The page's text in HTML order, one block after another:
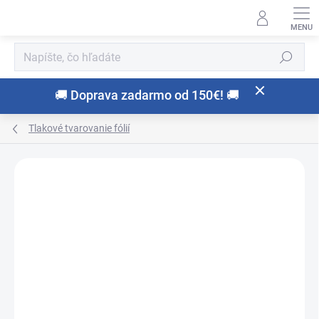
🚚 Doprava zadarmo od 150€! 🚚
Hľadať
Tlakové tvarovanie fólií